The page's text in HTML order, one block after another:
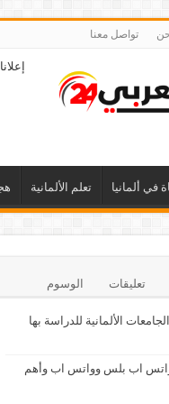
تواصل معنا
في ألمانيا تعلم الألمانية
تعليقات الوسوم
الألمانية للدراسة بها
واتس اب بلس وواتس اب وأهم